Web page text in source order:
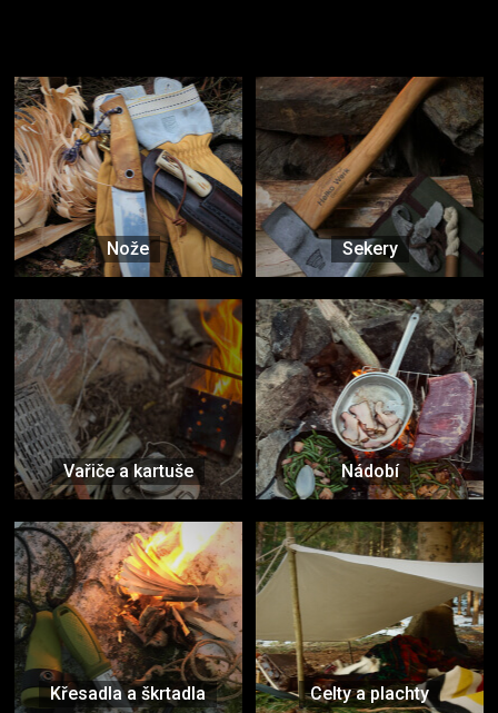
Nože Sekery
Vařiče a kartuše Nádobí
Křesadla a škrtadla Celty a plachty